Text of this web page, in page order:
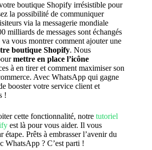
boutique Shopify irrésistible pour
la possibilité de communiquer
via la messagerie mondiale
milliards de messages sont échangés
vous montrer comment ajouter une
boutique Shopify. Nous
mettre en place l’icône
à en tirer et comment maximiser son
Avec WhatsApp qui gagne
booster votre service client et
!
cette fonctionnalité, notre tutoriel
est là pour vous aider. Il vous
étape. Prêts à embrasser l’avenir du
WhatsApp ? C’est parti !